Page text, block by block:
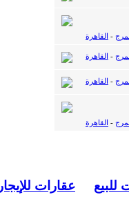
- القاهرة
- القاهرة
- القاهرة
- القاهرة
للبيع عقارات للإيجار